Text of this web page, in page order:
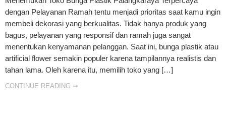
dengan Pelayanan Ramah tentu menjadi prioritas saat kamu ingin
membeli dekorasi yang berkualitas. Tidak hanya produk yang
bagus, pelayanan yang responsif dan ramah juga sangat
menentukan kenyamanan pelanggan. Saat ini, bunga plastik atau
artificial flower semakin populer karena tampilannya realistis dan
tahan lama. Oleh karena itu, memilih toko yang […]
CONTINUE READING ➞